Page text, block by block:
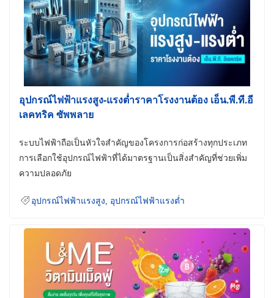
อุปกรณ์ไฟฟ้าแรงสูง-แรงต่ำราคาโรงงานต้อง เอ็น.พี.ที.อี
เลคทริค ซัพพลาย
ระบบไฟฟ้าถือเป็นหัวใจสำคัญของโครงการก่อสร้างทุกประเภท
การเลือกใช้อุปกรณ์ไฟฟ้าที่ได้มาตรฐานเป็นสิ่งสำคัญที่ช่วยเพิ่ม
ความปลอดภัย
อุปกรณ์ไฟฟ้าแรงสูง อุปกรณ์ไฟฟ้าแรงต่ำ